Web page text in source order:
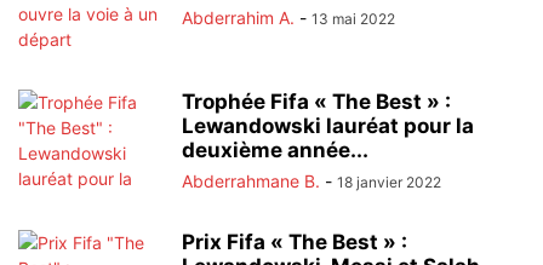
Abderrahim A. - 13 mai 2022
Trophée Fifa « The Best » :
Lewandowski lauréat pour la
deuxième année...
Abderrahmane B. - 18 janvier 2022
Prix Fifa « The Best » :